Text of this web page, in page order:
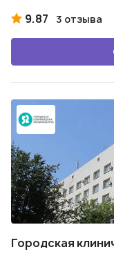
9.87 3 отзыва
Городская